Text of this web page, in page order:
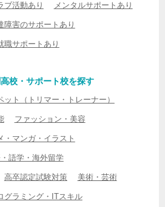
ブ活動あり メンタルサポートあり
障害のサポートあり
職サポートあり
校・サポート校を探す
ット（トリマー・トレーナー）
ファッション・美容
・マンガ・イラスト
語学・海外留学
高卒認定試験対策 美術・芸術
グラミング・ITスキル